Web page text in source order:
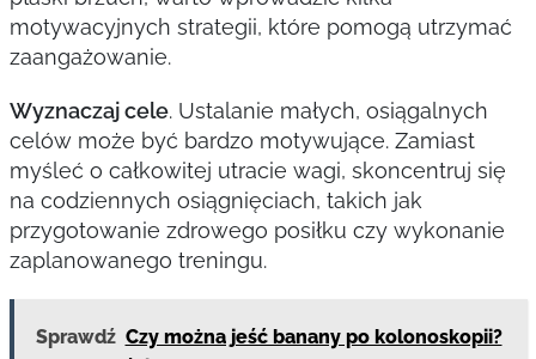
motywacyjnych strategii, które pomogą utrzymać
zaangażowanie.
Wyznaczaj cele. Ustalanie małych, osiągalnych
celów może być bardzo motywujące. Zamiast
myśleć o całkowitej utracie wagi, skoncentruj się
na codziennych osiągnięciach, takich jak
przygotowanie zdrowego posiłku czy wykonanie
zaplanowanego treningu.
Sprawdź Czy można jeść banany po kolonoskopii?